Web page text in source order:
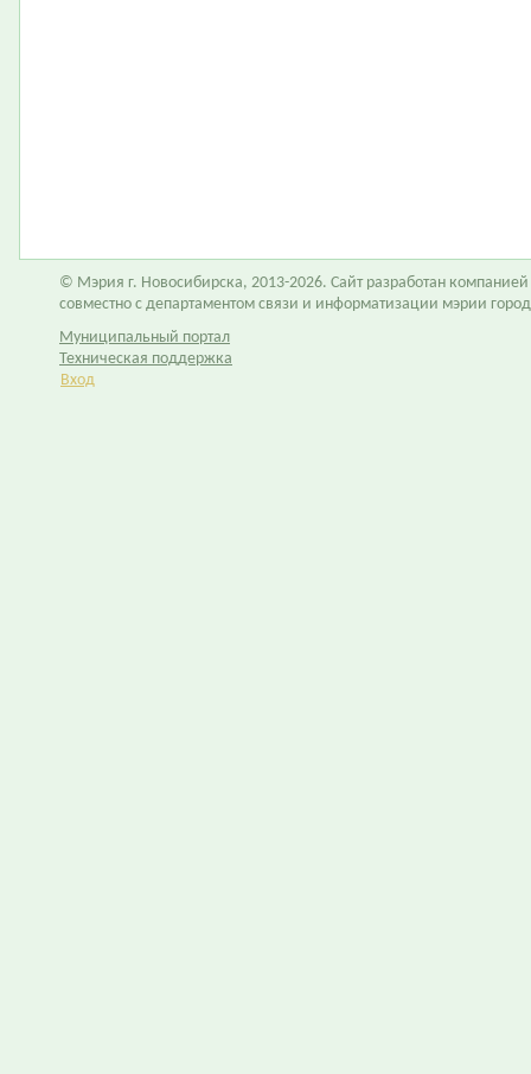
© Мэрия г. Новосибирска, 2013-2026. Сайт разработан компанией
совместно с департаментом связи и информатизации мэрии
Муниципальный портал
Техническая поддержка
Вход